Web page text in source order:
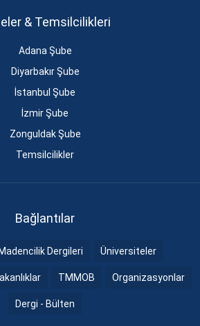
& Temsilcilikleri
Adana Şube
Diyarbakır Şube
İstanbul Şube
İzmir Şube
Zonguldak Şube
Temsilcilikler
Bağlantılar
Madencilik Dergileri Üniversiteler
TMMOB Organizasyonlar
Dergi - Bülten